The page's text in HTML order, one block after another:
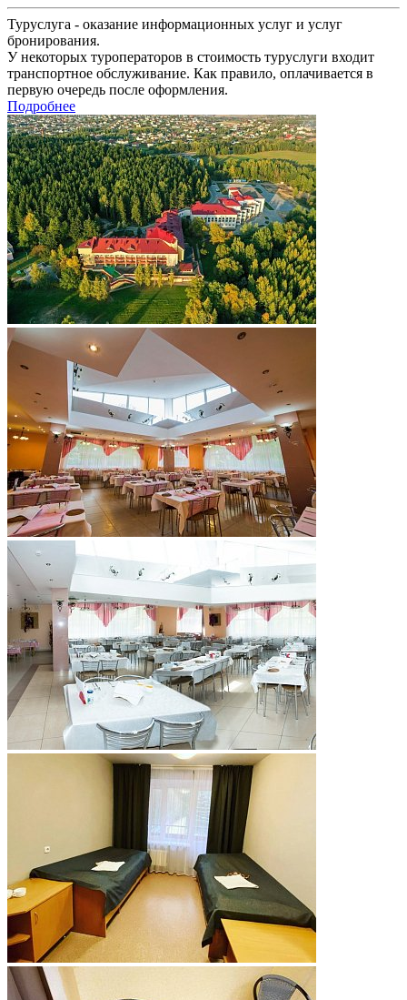
Туруслуга - оказание информационных услуг и услуг
бронирования.
У некоторых туроператоров в стоимость туруслуги входит
транспортное обслуживание. Как правило, оплачивается в
первую очередь после оформления.
Подробнее